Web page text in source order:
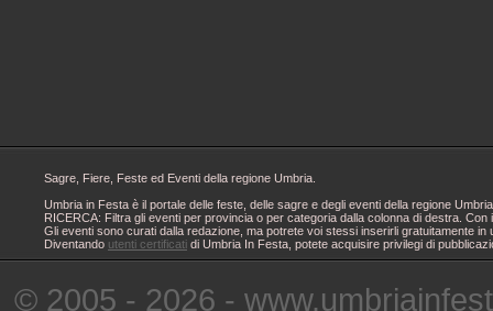
Sagre, Fiere, Feste ed Eventi della regione Umbria.
Umbria in Festa è il portale delle feste, delle sagre e degli eventi della regione
RICERCA: Filtra gli eventi per provincia o per categoria dalla colonna di destra.
Gli eventi sono curati dalla redazione, ma potrete voi stessi inserirli gratuitamente
Diventando utenti certificati di Umbria In Festa, potete acquisire privilegi di
© 2005 - 2026 -